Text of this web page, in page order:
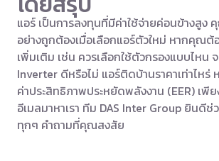
แอร์ เป็นการลงทุนที่มีค่าใช้จ่ายค่อนข้างสูง
อย่างถูกต้องเมื่อเลือกแอร์ตัวใหม่ หากคุณต้
เพิ่มเติม เช่น ควรเลือกใช้ตัวกรองแบบไหน
Inverter ดีหรือไม่ แอร์ติดบ้านราคาเท่าไหร่
ค่าประสิทธิภาพประหยัดพลังงาน (EER) เพี
อีเมลมาหาเรา ทีม DAS Inter Group ยินดี
ทุกๆ คำถามที่คุณสงสัย